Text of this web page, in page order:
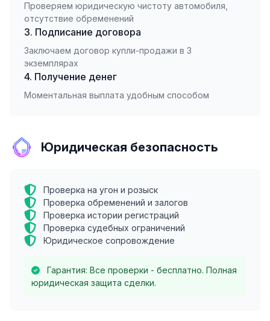
Проверяем юридическую чистоту автомобиля,
отсутствие обременений
3. Подписание договора
Заключаем договор купли-продажи в 3
экземплярах
4. Получение денег
Моментальная выплата удобным способом
Юридическая безопасность
Проверка на угон и розыск
Проверка обременений и залогов
Проверка истории регистраций
Проверка судебных ограничений
Юридическое сопровождение
Гарантия: Все проверки - бесплатно. Полная
юридическая защита сделки.